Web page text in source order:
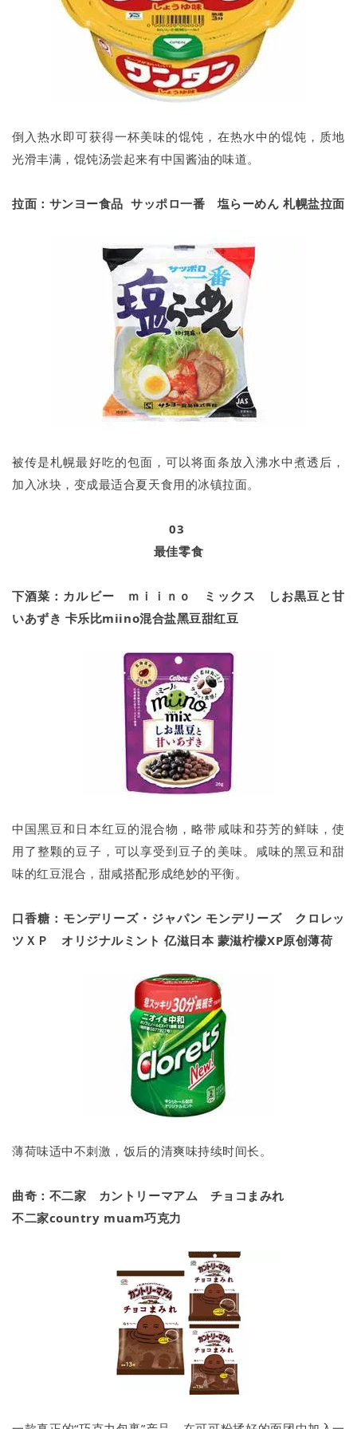
倒入热水即可获得一杯美味的馄饨，在热水中的馄饨，质地
光滑丰满，馄饨汤尝起来有中国酱油的味道。
拉面：サンヨー食品 サッポロ一番 塩らーめん 札幌盐拉面
被传是札幌最好吃的包面，可以将面条放入沸水中煮透后，
加入冰块，变成最适合夏天食用的冰镇拉面。
03
最佳零食
下酒菜：カルビー ｍｉｉｎｏ ミックス しお黒豆と甘
いあずき 卡乐比miino混合盐黑豆甜红豆
中国黑豆和日本红豆的混合物，略带咸味和芬芳的鲜味，使
用了整颗的豆子，可以享受到豆子的美味。咸味的黑豆和甜
味的红豆混合，甜咸搭配形成绝妙的平衡。
口香糖：モンデリーズ・ジャパン モンデリーズ クロレッ
ツＸＰ オリジナルミント亿滋日本 蒙滋柠檬XP原创薄荷
薄荷味适中不刺激，饭后的清爽味持续时间长。
曲奇：不二家 カントリーマアム チョコまみれ
不二家country muam巧克力